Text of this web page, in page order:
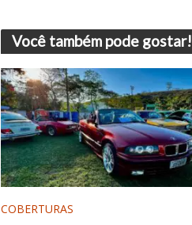
Você também pode gostar!
COBERTURAS